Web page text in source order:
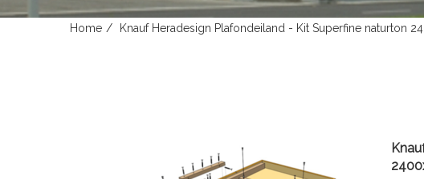
Home Knauf Heradesign Plafondeiland - Kit Superfine naturton